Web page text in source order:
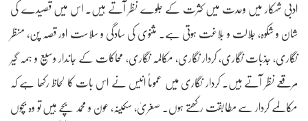
ادبی شہکار میں وحدت میں کثرت کے جلوے نظر آتے ہیں۔ اس میں قصیدے کی
شان و شکوہ، جلالت و بلاغت ہوتی ہے۔ مثنوی کی سادگی و سلاست اور قصہ پن، منظر
نگاری، جذبات نگاری، کردار نگاری، مکالمہ نگاری، محاکات کے جاندار وسیع و ہمہ گیر
مرقعے نظر آتے ہیں۔ کردار نگاری میں عموماً انیس نے اس بات کا لحاظ رکھا ہے کہ
مکالمے کردار سے مطابقت رکھتے ہوں۔ صغریٰ، سکینہ، عون و محمد بچے ہیں تو وہ بچوں